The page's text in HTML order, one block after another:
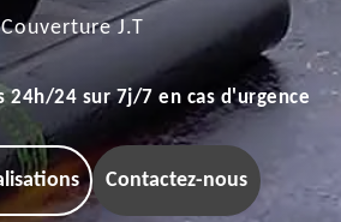
Couverture J.T
24h/24 sur 7j/7 en cas d'urgence
Contactez-nous